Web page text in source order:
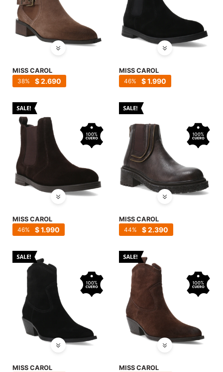
MISS CAROL
$2.690
38
MISS CAROL
$1.990
46
MISS CAROL
$1.990
46
MISS CAROL
$2.390
44
MISS CAROL MISS CAROL